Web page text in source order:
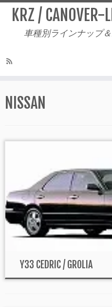
to
content
KRZ / CANOVER-
車種別ラインナップ
NISSAN
Y33 CEDRIC / GROLIA